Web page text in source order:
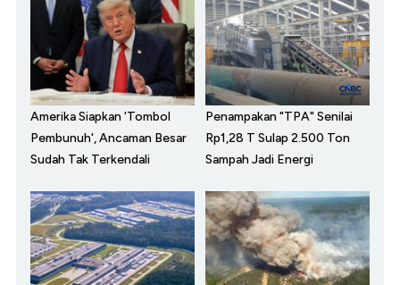
Amerika Siapkan 'Tombol
Pembunuh', Ancaman Besar
Sudah Tak Terkendali
Penampakan "TPA" Senilai
Rp1,28 T Sulap 2.500 Ton
Sampah Jadi Energi